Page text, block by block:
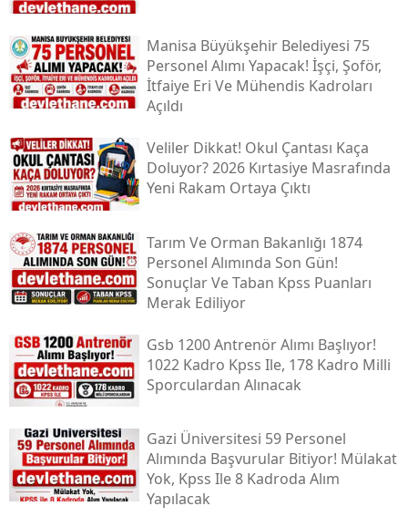
Manisa Büyükşehir Belediyesi 75
Personel Alımı Yapacak! İşçi, Şoför,
İtfaiye Eri Ve Mühendis Kadroları
Açıldı
Veliler Dikkat! Okul Çantası Kaça
Doluyor? 2026 Kırtasiye Masrafında
Yeni Rakam Ortaya Çıktı
Tarım Ve Orman Bakanlığı 1874
Personel Alımında Son Gün!
Sonuçlar Ve Taban Kpss Puanları
Merak Ediliyor
Gsb 1200 Antrenör Alımı Başlıyor!
1022 Kadro Kpss Ile, 178 Kadro Milli
Sporculardan Alınacak
Gazi Üniversitesi 59 Personel
Alımında Başvurular Bitiyor! Mülakat
Yok, Kpss Ile 8 Kadroda Alım
Yapılacak